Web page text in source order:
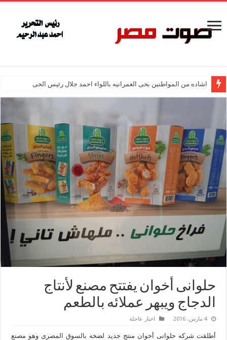
اشاده من المواطنين بحى العمرانيه باللواء احمد جلال رئيس الحى
حلوانى أخوان يفتتح مصنع لأنتاج
الدجاج ويبهر عملائه بالطعم
4 مارس، 2016 اخبار عاجلة
أطلقت شركه حلوانى أخوان منتج جديد لضخه بالسوق المصرى وهو مصنع